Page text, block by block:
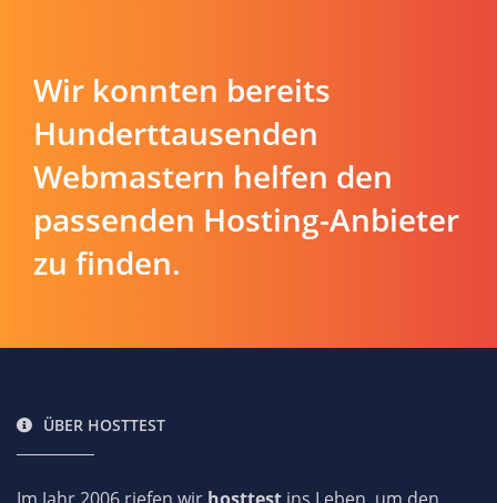
Wir konnten bereits
Hunderttausenden
Webmastern helfen den
passenden Hosting-Anbieter
zu finden.
ÜBER HOSTTEST
Im Jahr 2006 riefen wir hosttest ins Leben, um den